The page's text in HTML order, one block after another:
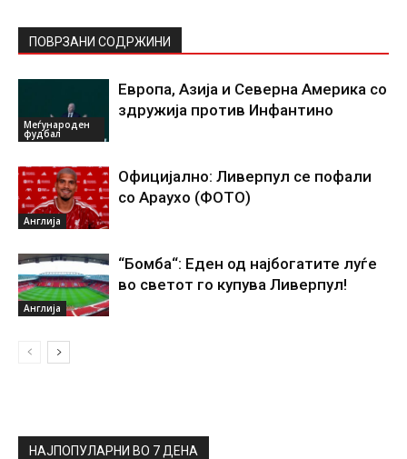
ПОВРЗАНИ СОДРЖИНИ
Меѓународен
фудбал
Европа, Азија и Северна Америка со
здружија против Инфантино
Англија
Официјално: Ливерпул се пофали
со Араухо (ФОТО)
Англија
“Бомба“: Еден од најбогатите луѓе
во светот го купува Ливерпул!
НАЈПОПУЛАРНИ ВО 7 ДЕНА